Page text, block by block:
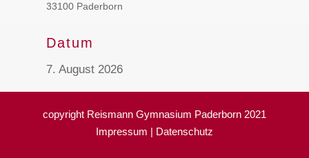
33100 Paderborn
Datum
7. August 2026
copyright Reismann Gymnasium Paderborn 2021
Impressum
Datenschutz